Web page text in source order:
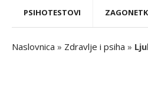
PSIHOTESTOVI
Naslovnica » Zdravlje i psiha »